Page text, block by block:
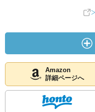
Amazon
詳細ページへ